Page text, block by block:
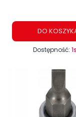
DO
Dostępność: